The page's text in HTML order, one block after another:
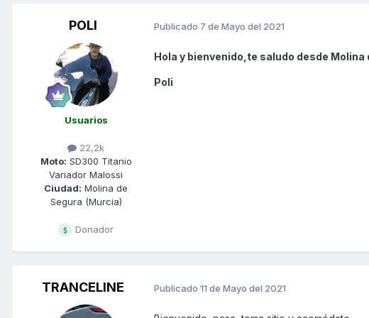
POLI
Usuarios
22,2k
Moto: SD300 Titanio
Variador Malossi
Ciudad: Molina de
Segura (Murcia)
Donador
Publicado 7 de Mayo del 2021
Hola y bienvenido,te saludo desde Molina
Poli
TRANCELINE Publicado 11 de Mayo del 2021